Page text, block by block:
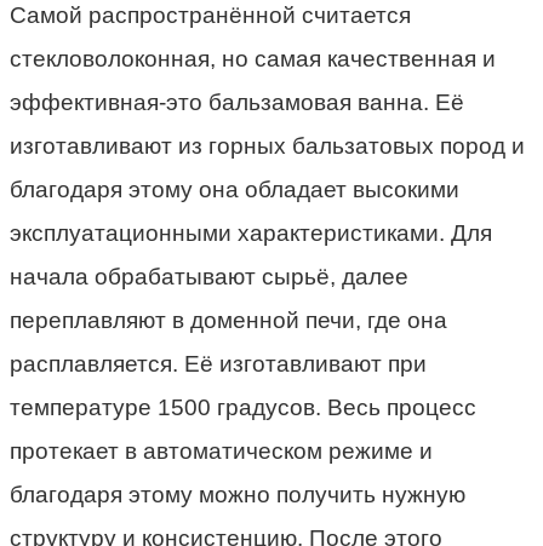
Самой распространённой считается
стекловолоконная, но самая качественная и
эффективная-это бальзамовая ванна. Её
изготавливают из горных бальзатовых пород и
благодаря этому она обладает высокими
эксплуатационными характеристиками. Для
начала обрабатывают сырьё, далее
переплавляют в доменной печи, где она
расплавляется. Её изготавливают при
температуре 1500 градусов. Весь процесс
протекает в автоматическом режиме и
благодаря этому можно получить нужную
структуру и консистенцию. После этого